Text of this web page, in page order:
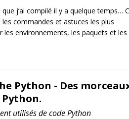
j’ai compilé il y a quelque temps…
les commandes et astuces les plus
les environnements, les paquets et les
Python - Des
utilisés de code Python